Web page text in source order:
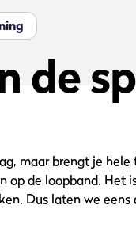
de
maar brengt je
op de loopband. Het
Dus laten we